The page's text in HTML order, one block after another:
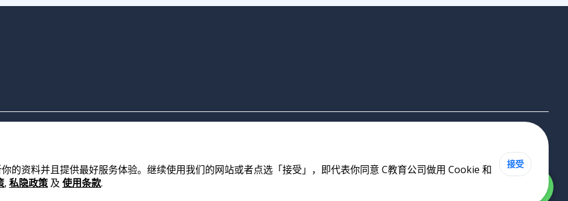
的资料并且提供最好服务体验。继续使用我们的网站或者点选「接受」，即代表你同意 C教育公司做用 Cookie 和
, 私隐政策 及 使用条款.
接受